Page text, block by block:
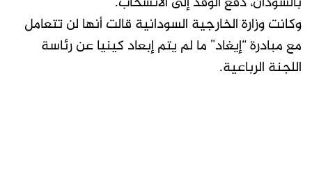
وكانت وزارة الخارجية السودانية قالت أنها لن تتعامل
مع مبادرة “إيغاد” ما لم يتم إبعاد كينيا عن رئاسة
اللجنة الرباعية.